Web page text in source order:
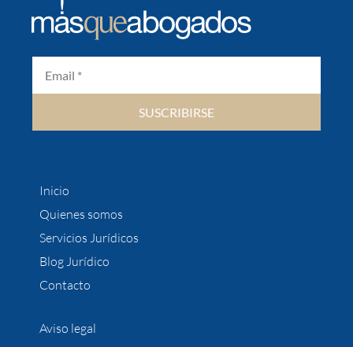
SUSCRIBIRSE
Inicio
Quienes somos
Servicios Jurídicos
Blog Jurídico
Contacto
Aviso legal